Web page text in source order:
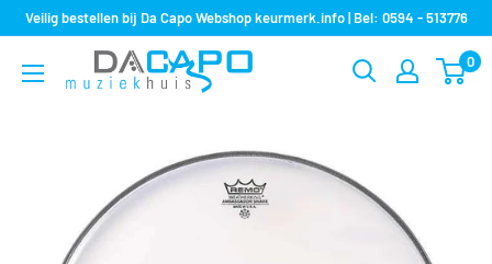
naar
Veilig bestellen bij Da Capo Webshop keurmerk.info | Bel: 0594 - 513776
Muziekhuis
Da
0